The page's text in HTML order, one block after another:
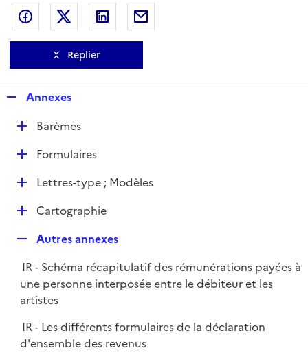
Partager sur Facebook
Partager sur Twitter
Partager sur LinkedIn
Replier
p
l
i
e
Annexes
DBarèmes
DFormulaires
D
e
r
Lettres-type ; Modèles
D
p
l
i
e
r
Cartographie
p
l
i
e
Autres annexes
IR - Schéma récapitulatif des rémunérations payées à
une personne interposée entre le débiteur et les
artistes
IR - Les différents formulaires de la déclaration
d'ensemble des revenus